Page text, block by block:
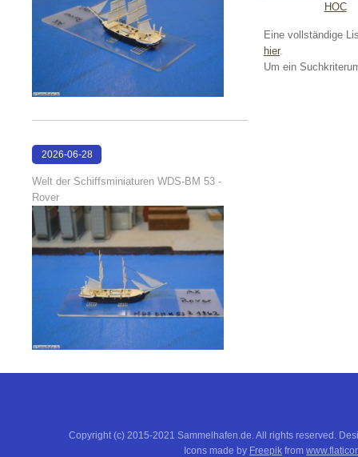
HOC
Eine vollständige
hier.
Um ein
2026-06-28
Welt der Schiffsminiaturen WDS-BM 53 -
Rover
Copyright (c) 2015-2021 Sammelhafen.de. All rights reserved.
Icons made by Freepik from